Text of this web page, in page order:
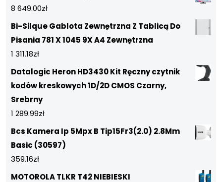
8 649.00zł
Bi-Silque Gablota Zewnętrzna Z Tablicą Do
Pisania 781 X 1045 9X A4 Zewnętrzna
1 311.18zł
Datalogic Heron HD3430 Kit Ręczny czytnik
kodów kreskowych 1D/2D CMOS Czarny,
Srebrny
1 289.99zł
Bcs Kamera Ip 5Mpx B Tip15Fr3(2.0) 2.8Mm
Basic (30597)
359.16zł
MOTOROLA TLKR T42 NIEBIESKI